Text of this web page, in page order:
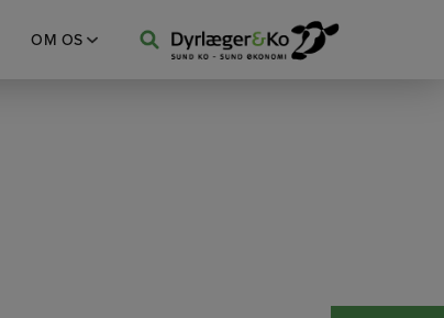
OM OS SEARCHDYRLÆGER OG KO